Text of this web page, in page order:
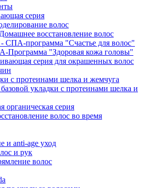
серия
волос
восстановление волос
- СПА-программа "Счастье для волос"
Программа "Здоровая кожа головы"
серия для окрашенных волос
с протеинами шелка и жемчуга
укладки с протеинами шелка и
органическая серия
волос во время
и anti-age уход
и рук
волос